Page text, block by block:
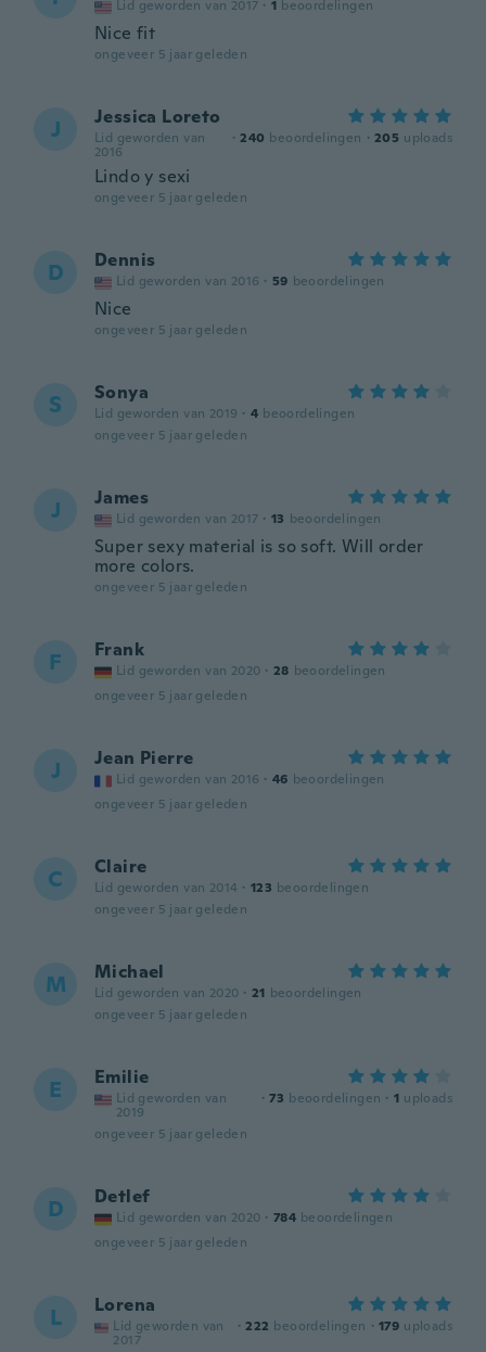
Lid geworden van 2017 · 1 beoordelingen
Nice fit
ongeveer 5 jaar geleden
J Jessica Loreto
Lid geworden van
2016
· 240 beoordelingen · 205 uploads
Lindo y sexi
ongeveer 5 jaar geleden
D Dennis
Lid geworden van 2016 · 59 beoordelingen
Nice
ongeveer 5 jaar geleden
S Sonya
Lid geworden van 2019 · 4 beoordelingen
ongeveer 5 jaar geleden
J James
Lid geworden van 2017 · 13 beoordelingen
Super sexy material is so soft. Will order
more colors.
ongeveer 5 jaar geleden
F Frank
Lid geworden van 2020 · 28 beoordelingen
ongeveer 5 jaar geleden
J Jean Pierre
Lid geworden van 2016 · 46 beoordelingen
ongeveer 5 jaar geleden
C Claire
Lid geworden van 2014 · 123 beoordelingen
ongeveer 5 jaar geleden
M Michael
Lid geworden van 2020 · 21 beoordelingen
ongeveer 5 jaar geleden
E Emilie
Lid geworden van
2019
· 73 beoordelingen · 1 uploads
ongeveer 5 jaar geleden
D Detlef
Lid geworden van 2020 · 784 beoordelingen
ongeveer 5 jaar geleden
L Lorena
Lid geworden van
2017
· 222 beoordelingen · 179 uploads